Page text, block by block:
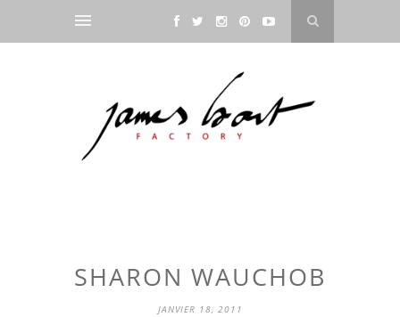
SHARON WAUCHOB
JANVIER 18, 2011